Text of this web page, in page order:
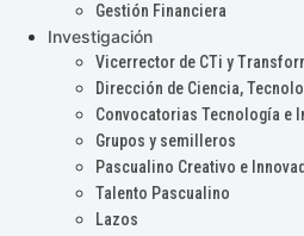
Gestión Financiera
Investigación
Vicerrector de CTi y
Dirección de Ciencia,
Convocatorias Tecnología e
Grupos y semilleros
Pascualino Creativo e
Talento Pascualino
Lazos